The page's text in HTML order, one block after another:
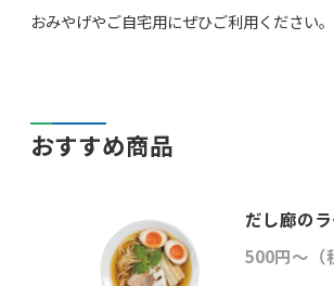
おみやげやご自宅用にぜひご利用ください。
おすすめ商品
だし廊の
500円～（